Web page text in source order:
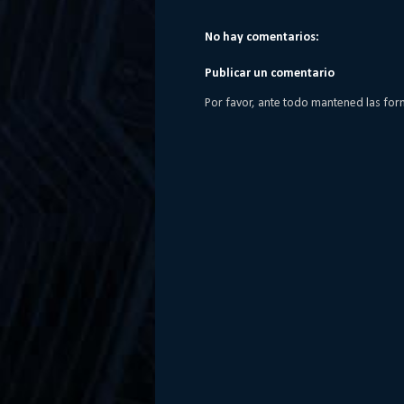
No hay comentarios:
Publicar un comentario
Por favor, ante todo mantened las